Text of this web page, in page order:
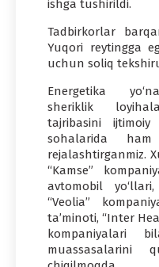
ishga tushirildi.
Tadbirkorlar
Yuqori reytingga
uchun soliq
Energetika
sheriklik
tajribasini
sohalarida
rejalashtirganmiz.
“Kamse”
avtomobil
“Veolia”
ta’minoti, “Inter
kompaniyalari
muassasalarini